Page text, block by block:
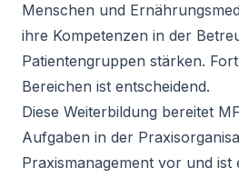
Menschen und
ihre Kompetenzen in der
Patientengruppen stärken.
Bereichen ist entscheidend.
Diese Weiterbildung bereitet
Aufgaben in der
Praxismanagement vor und ist